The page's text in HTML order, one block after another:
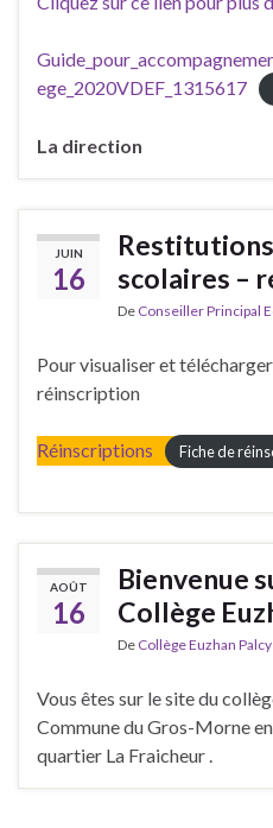
ege_2020VDEF_1315617
La direction
JUIN
16
scolaires –
De Conseiller Principal
Pour visualiser et
réinscription
Réinscriptions Fiche de
AOÛT
16
Bienvenue
Collège
De Collège Euzhan Palcy
Vous êtes sur le site du
Commune du Gros-Morne
quartier La Fraicheur .